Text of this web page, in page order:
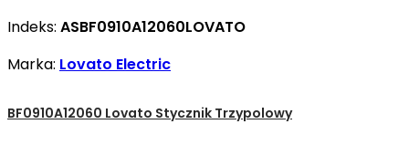
Indeks: ASBF0910A12060LOVATO
Marka: Lovato Electric
BF0910A12060 Lovato Stycznik Trzypolowy